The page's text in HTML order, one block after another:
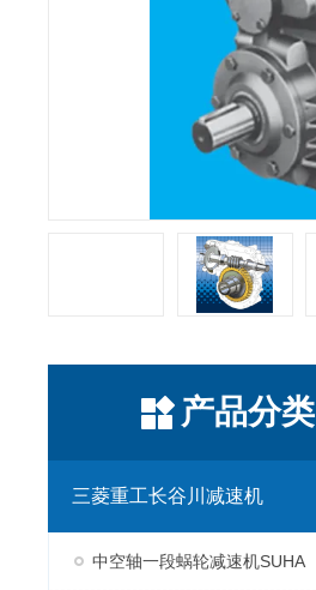
产品分类
三菱重工长谷川减速机
中空轴一段蜗轮减速机SUHA